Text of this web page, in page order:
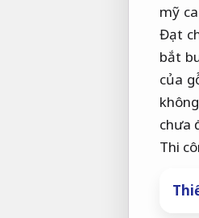
mỹ
Đạt
bắt
của
chưa
Thi